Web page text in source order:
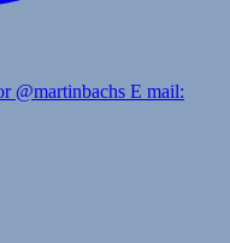
@martinbachs E mail: